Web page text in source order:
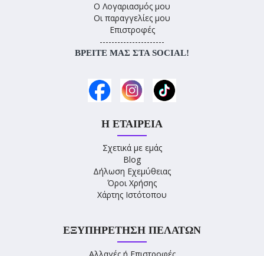
Ο Λογαριασμός μου
Οι παραγγελίες μου
Επιστροφές
----------------------
ΒΡΕΊΤΕ ΜΑΣ ΣΤΑ SOCIAL!
Η ΕΤΑΙΡΕΊΑ
Σχετικά με εμάς
Blog
Δήλωση Εχεμύθειας
Όροι Χρήσης
Χάρτης Ιστότοπου
ΕΞΥΠΗΡΈΤΗΣΗ ΠΕΛΑΤΏΝ